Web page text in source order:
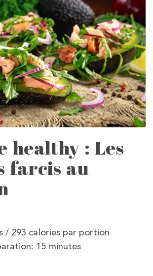
healthy : Les
farcis au
/ 293 calories par portion
15 minutes